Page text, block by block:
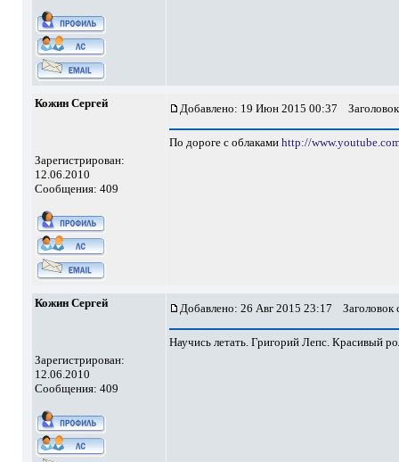
Кожин Сергей
Зарегистрирован:
12.06.2010
Сообщения: 409
Добавлено: 19 Июн 2015 00:37
По дороге с облаками http://
Кожин Сергей
Зарегистрирован:
12.06.2010
Сообщения: 409
Добавлено: 26 Авг 2015 23:17 Заголовок
Научись летать. Григорий Лепс. Красивый